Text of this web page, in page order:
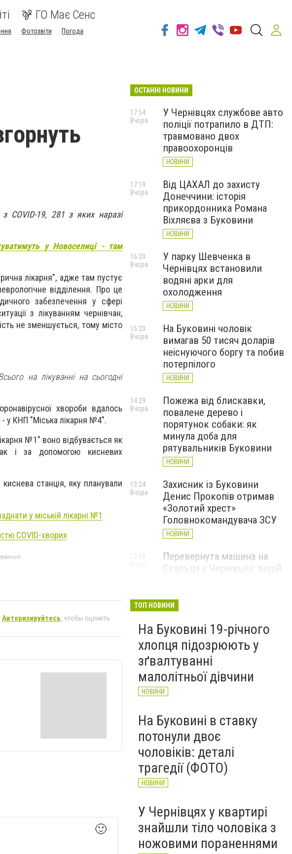
ГО Має Сенс
Фотозвіти
Погода
COVID-19, 281 з яких наразі
у Новоселиці - там
лікарня", адже там пустує
відділення. Про це
забезпечення у сфері
з лікуванням чернівчан,
не зменшується, тому місто
на лікуванні на сьогодні
хвороби вдалось
у КНП "Міська лікарня №4".
№1" воно відбувається як
і за допомогою кисневих
станція, яку планували
у міській лікарні №1
COVID-хворих
Авторизируйтесь, чтобы оценить
🙂
ОСТАННІ НОВИНИ
У Чернівцях службове авто
поліції потрапило в ДТП:
травмовано двох
правоохоронців
НОВИНИ
17:54
Вчора
Від ЦАХАЛ до захисту
Донеччини: історія
прикордонника Романа
Віхляєва з Буковини
НОВИНИ
17:19
Вчора
У парку Шевченка в
Чернівцях встановили
водяні арки для
охолодження
НОВИНИ
16:20
Вчора
На Буковині чоловік
вимагав 50 тисяч доларів
неіснуючого боргу та побив
потерпілого
НОВИНИ
15:20
Вчора
Пожежа від блискавки,
повалене дерево і
порятунок собаки: як
минула доба для
рятувальників Буковини
НОВИНИ
14:29
Вчора
Захисник із Буковини
Денис Прокопів отримав
«Золотий хрест»
Головнокомандувача ЗСУ
НОВИНИ
13:24
Вчора
Перевернута машина на
Скальда у Чернівцях: водій
12:18
зафіксували новий
історичний температурний
максимум
НОВИНИ
Вчора
ТОП НОВИНИ
На Буковині 19-річного
хлопця підозрюють у
зґвалтуванні
малолітньої дівчини
НОВИНИ
На Буковині в ставку
потонули двоє
чоловіків: деталі
трагедії (ФОТО)
НОВИНИ
У Чернівцях у квартирі
знайшли тіло чоловіка з
ножовими пораненнями